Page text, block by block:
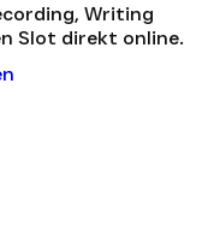
Writing
Slot direkt online.